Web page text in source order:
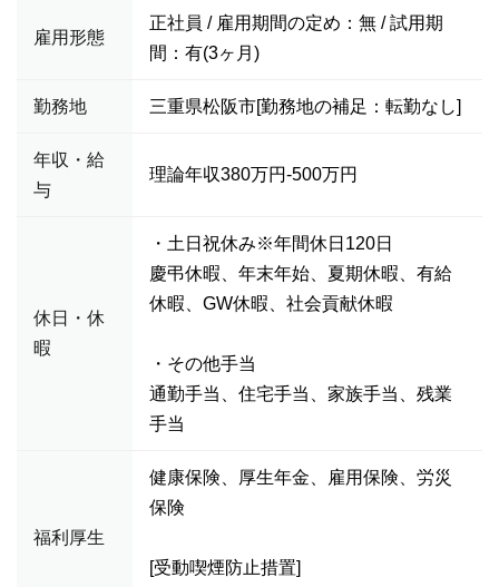
雇用形態
正社員 / 雇用期間の定め：無 / 試用期
間：有(3ヶ月)
勤務地 三重県松阪市[勤務地の補足：転勤なし]
年収・給
与
理論年収380万円-500万円
休日・休
暇
・土日祝休み※年間休日120日
慶弔休暇、年末年始、夏期休暇、有給
休暇、GW休暇、社会貢献休暇
・その他手当
通勤手当、住宅手当、家族手当、残業
手当
福利厚生
健康保険、厚生年金、雇用保険、労災
保険
[受動喫煙防止措置]